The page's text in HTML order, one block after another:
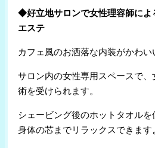
◆好立地サロンで女性理容師によ
エステ
カフェ風のお洒落な内装がかわい
サロン内の女性専用スペースで
術を受けられます。
シェービング後のホットタオルを
身体の芯までリラックスできます